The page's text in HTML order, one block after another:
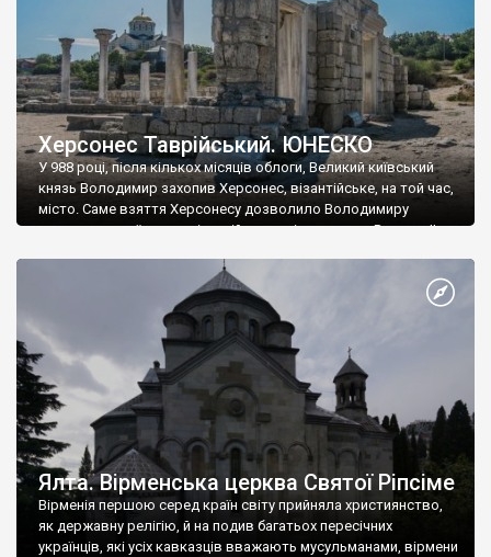
Херсонес Таврійський. ЮНЕСКО
У 988 році, після кількох місяців облоги, Великий київський
князь Володимир захопив Херсонес, візантійське, на той час,
місто. Саме взяття Херсонесу дозволило Володимиру
диктувати свої умови візантійському імператору Василю ІІ, та
Херсонесі Володимир-язичник, став Василем-християнином.
А потім було Хрещення Русі. На честь Херсонесу Таврійського
Ялта. Вірменська церква Святої Ріпсіме
Вірменія першою серед країн світу прийняла християнство,
як державну релігію, й на подив багатьох пересічних
українців, які усіх кавказців вважають мусульманами, вірмени